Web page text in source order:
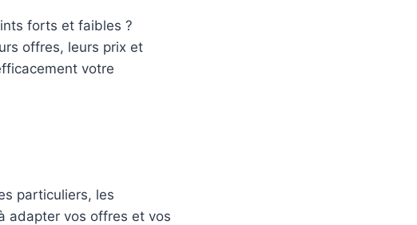
forts et faibles ?
offres, leurs prix et
votre
particuliers, les
adapter vos offres et vos